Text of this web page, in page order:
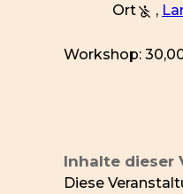
Ort
,
Workshop:
Inhalte dieser
Diese